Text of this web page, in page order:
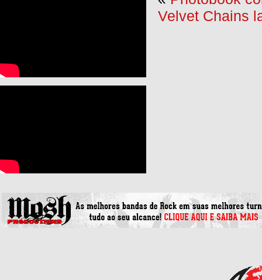
Velvet Chains